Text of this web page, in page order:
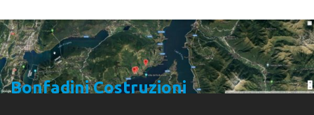
Bonfadini Costruzioni